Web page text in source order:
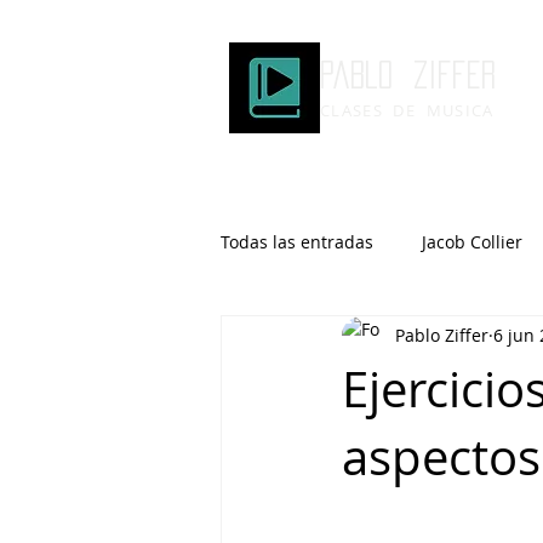
Todas las entradas Jacob Collier
Microtonalidad Armonía
Pablo Ziffer 6 jun